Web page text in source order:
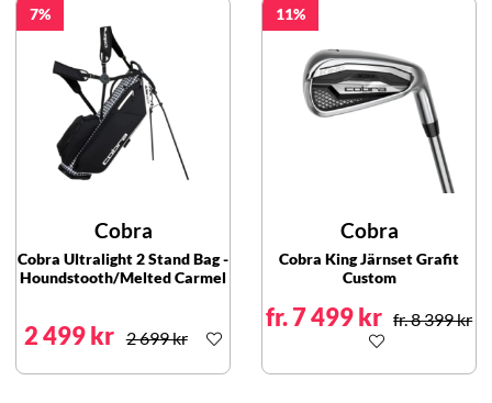
7
Cobra
Cobra Ultralight 2 Stand Bag -
Houndstooth/Melted Carmel
2 499 kr 2 699 kr
11
Cobra
Cobra King Järnset Grafit
Custom
fr. 7 499 kr fr. 8 399 kr